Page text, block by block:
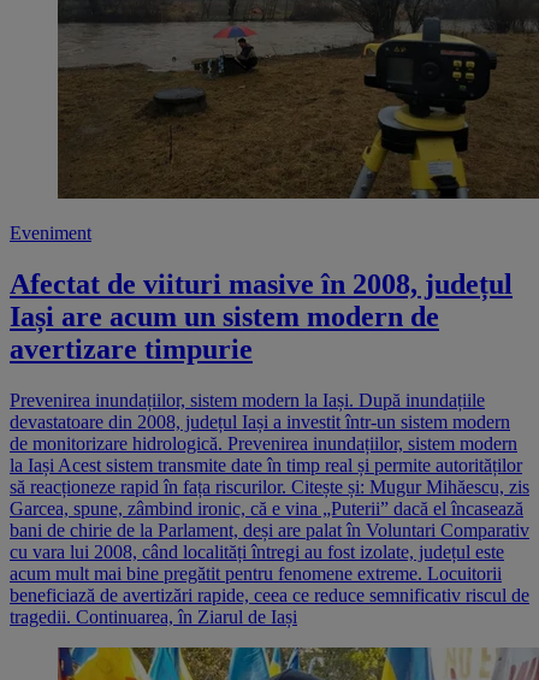
Eveniment
Afectat de viituri masive în 2008, județul
Iași are acum un sistem modern de
avertizare timpurie
Prevenirea inundațiilor, sistem modern la Iași. După inundațiile
devastatoare din 2008, județul Iași a investit într-un sistem modern
de monitorizare hidrologică. Prevenirea inundațiilor, sistem modern
la Iași Acest sistem transmite date în timp real și permite autorităților
să reacționeze rapid în fața riscurilor. Citește și: Mugur Mihăescu, zis
Garcea, spune, zâmbind ironic, că e vina „Puterii” dacă el încasează
bani de chirie de la Parlament, deși are palat în Voluntari Comparativ
cu vara lui 2008, când localități întregi au fost izolate, județul este
acum mult mai bine pregătit pentru fenomene extreme. Locuitorii
beneficiază de avertizări rapide, ceea ce reduce semnificativ riscul de
tragedii. Continuarea, în Ziarul de Iași